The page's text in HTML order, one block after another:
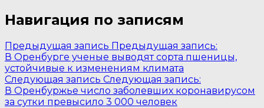
Навигация по записям
Предыдущая запись Предыдущая запись:
В Оренбурге ученые выводят сорта пшеницы,
устойчивые к изменениям климата
Следующая запись Следующая запись:
В Оренбуржье число заболевших коронавирусом
за сутки превысило 3 000 человек